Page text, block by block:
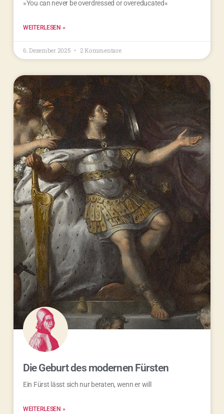
»You can never be overdressed or overeducated«
WEITERLESEN »
6. Dezember 2025 2 Kommentare
Die Geburt des modernen Fürsten
Ein Fürst lässt sich nur beraten, wenn er will
WEITERLESEN »